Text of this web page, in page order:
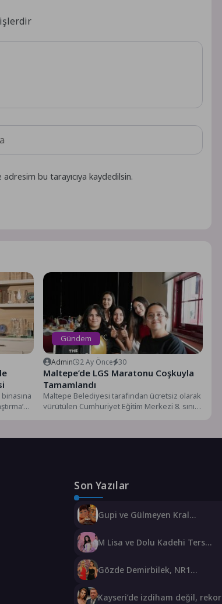
bu tarayıcıya kaydedilsin.
Gündem
Admin 2 Ay Önce 30
Maltepe’de LGS Maratonu Coşkuyla
Tamamlandı
Maltepe Belediyesi tarafından ücretsiz olarak
yürütülen Cumhuriyet Eğitim Merkezi 8. sınıf
Son Yazılar
Gupi ve Gülmeyen Kral
filmi oluyor
M Lisa ve Dolu Kadehi Ters
Gözde Demirbilek, NR1
var olacağım!’
Kayseri’de izdiham değil, rekor